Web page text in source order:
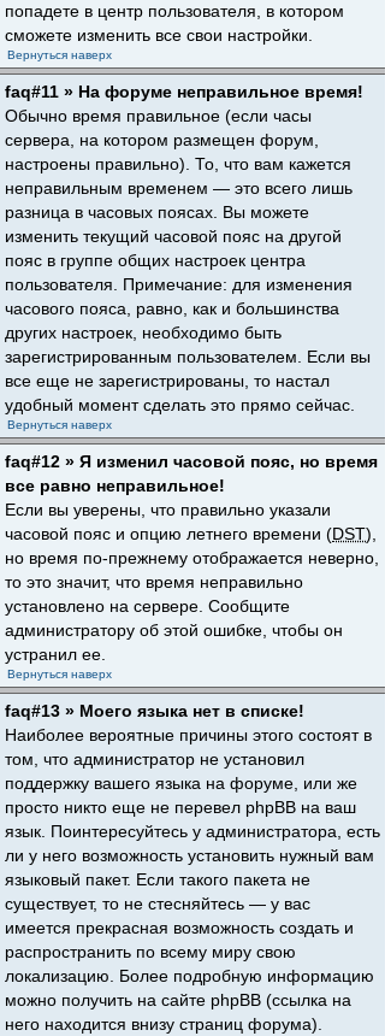
попадете в центр пользователя, в котором
сможете изменить все свои настройки.
Вернуться наверх
faq#11 » На форуме неправильное время!
Обычно время правильное (если часы
сервера, на котором размещен форум,
настроены правильно). То, что вам кажется
неправильным временем — это всего лишь
разница в часовых поясах. Вы можете
изменить текущий часовой пояс на другой
пояс в группе общих настроек центра
пользователя. Примечание: для изменения
часового пояса, равно, как и большинства
других настроек, необходимо быть
зарегистрированным пользователем. Если вы
все еще не зарегистрированы, то настал
удобный момент сделать это прямо сейчас.
Вернуться наверх
faq#12 » Я изменил часовой пояс, но время
все равно неправильное!
Если вы уверены, что правильно указали
часовой пояс и опцию летнего времени (DST),
но время по-прежнему отображается неверно,
то это значит, что время неправильно
установлено на сервере. Сообщите
администратору об этой ошибке, чтобы он
устранил ее.
Вернуться наверх
faq#13 » Моего языка нет в списке!
Наиболее вероятные причины этого состоят в
том, что администратор не установил
поддержку вашего языка на форуме, или же
просто никто еще не перевел phpBB на ваш
язык. Поинтересуйтесь у администратора, есть
ли у него возможность установить нужный вам
языковый пакет. Если такого пакета не
существует, то не стесняйтесь — у вас
имеется прекрасная возможность создать и
распространить по всему миру свою
локализацию. Более подробную информацию
можно получить на сайте phpBB (ссылка на
него находится внизу страниц форума).